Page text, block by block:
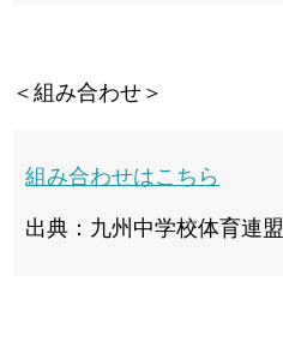
＜組み合わせ＞
組み合わせはこちら
出典：九州中学校体育連盟